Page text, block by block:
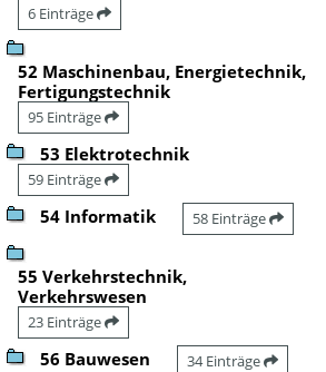
6 Einträge
52 Maschinenbau, Energietechnik,
Fertigungstechnik
95 Einträge
53 Elektrotechnik
59 Einträge
54 Informatik 58 Einträge
55 Verkehrstechnik,
Verkehrswesen
23 Einträge
56 Bauwesen 34 Einträge